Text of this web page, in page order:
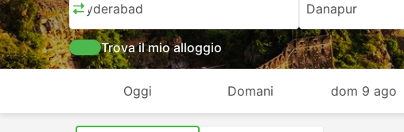
Hyderabad Danapur
Trova il mio alloggio
Oggi Domani dom 9 ago